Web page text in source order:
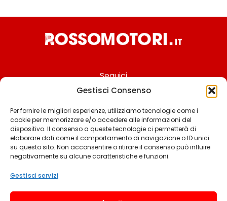
Gestisci Consenso
Per fornire le migliori esperienze, utilizziamo tecnologie come i
cookie per memorizzare e/o accedere alle informazioni del
dispositivo. Il consenso a queste tecnologie ci permetterà di
elaborare dati come il comportamento di navigazione o ID unici
su questo sito. Non acconsentire o ritirare il consenso può influire
negativamente su alcune caratteristiche e funzioni.
Gestisci servizi
Seguici
Chi siamo
Contattaci
Termini & Condizioni
Privacy policy